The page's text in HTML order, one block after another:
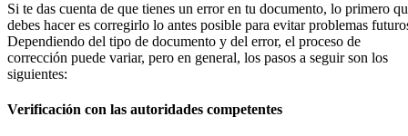
Si te das cuenta de que tienes un error en tu documento, lo primero
debes hacer es corregirlo lo antes posible para evitar problemas
Dependiendo del tipo de documento y del error, el proceso de
corrección puede variar, pero en general, los pasos a seguir son los
siguientes:
Verificación con las autoridades competentes